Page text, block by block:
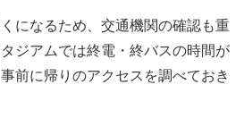
になるため、交通機関の確認も重
ジアムでは終電・終バスの時間が
前に帰りのアクセスを調べておき